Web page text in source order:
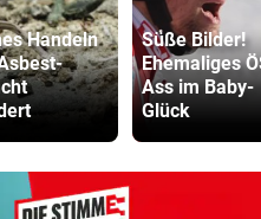
Handeln
Süße Bilder!
Ehemaliges
Ass im Baby-
Glück